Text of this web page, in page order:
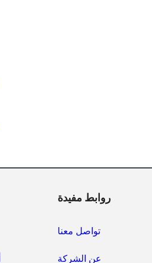
روابط مفيدة
تواصل معنا
عن الشركة